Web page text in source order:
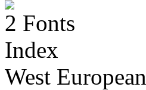
2 Fonts
Index
West European